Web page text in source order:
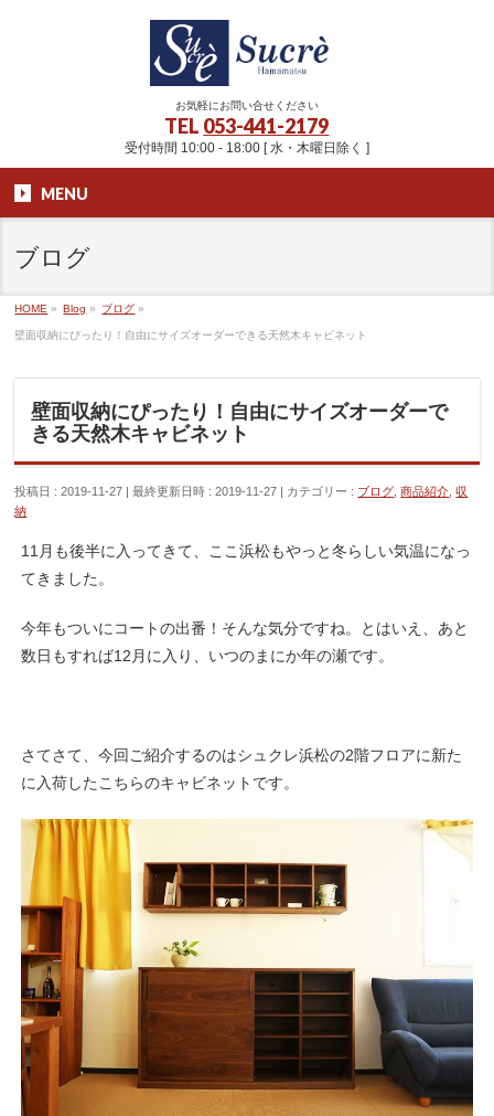
お気軽にお問い合せください
TEL 053-441-2179
受付時間 10:00 - 18:00 [ 水・木曜日除く ]
MENU
ブログ
HOME » Blog » ブログ »
壁面収納にぴったり！自由にサイズオーダーできる天然木キャビネット
壁面収納にぴったり！自由にサイズオーダーで
きる天然木キャビネット
投稿日 : 2019-11-27 最終更新日時 : 2019-11-27 カテゴリー : ブログ ,商品紹介 ,収
納
11月も後半に入ってきて、ここ浜松もやっと冬らしい気温になっ
てきました。
今年もついにコートの出番！そんな気分ですね。とはいえ、あと
数日もすれば12月に入り、いつのまにか年の瀬です。
さてさて、今回ご紹介するのはシュクレ浜松の2階フロアに新た
に入荷したこちらのキャビネットです。